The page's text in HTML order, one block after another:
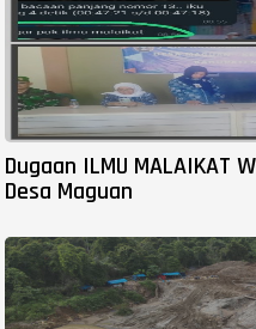
Dugaan ILMU MALAIKAT
Desa Maguan